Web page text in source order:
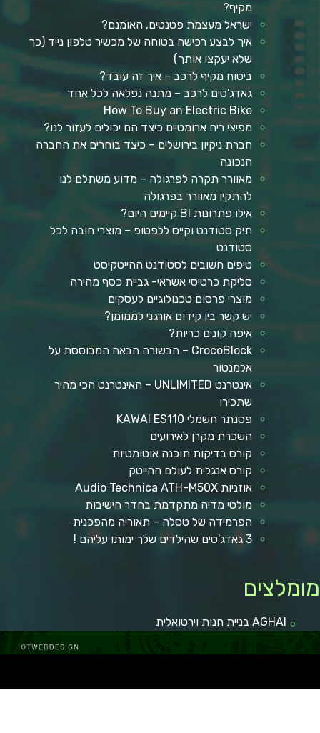
מקיף?
ישראל מעצמת פטנטים, האומנם?
איך לבצע רכישה בטוחה של מכשיר טלפון נייד (כך
שלא יעקצו אותך)
ביטוח מקיף לרכב – איך זה עובד?
גאדג'טים לרכב – מתנה נפלאה לכל אחד
How To Buy an Electric Bike
מפיצי ריח ארומטיים כיצד הם יכולים לעזור לנו?
חברת ניקיון בירושלים – כיצד בוחרים את החברה
הנכונה
מאוורר תקרה לפרגולה – מדוע משתלם לנו
להתקין מאוורר בפרגולה
אילו פתרונות BI קיימים היום?
תיק סטודנט וקייס ללפטופ – מוצרי חובה לכל
סטודנט
טיפים חשובים לסטודנט ההייטקיסט
סליקת כרטיסי אשראי- גביית כסף מהירה
מוצרי פרסום טכנולוגיים לעסקים
יש קשר בין קידום אורגני לממומן?
איפה קונים כריות?
CrocoBlock – הבשורה הבאה המבוססת על
אלמנטור
אינטרנט UNLIMITED – האינטרנט הכי מהיר
שתכירו
פסנתר חשמלי KAWAI ES110
השכרת מקרן לאירועים
קורס בדיקות תוכנה אוטומטיות
קורס אנגלית לעולם ההייטק
אוזניות Audio Technica ATH-M50X
מולטי מדיה מתקדמת בחדר הישיבות
הפרמידה של טסלה – תאוריה מהפכנית
3 גאדג'טים שהילדים שלך ימותו עליהם !
AGHAI בניית חנות וירטואלית